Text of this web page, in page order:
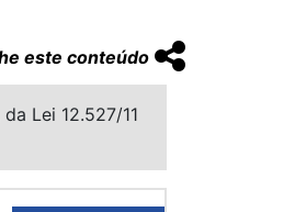
este conteúdo
Lei 12.527/11